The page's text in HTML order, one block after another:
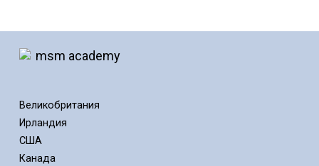
Великобритания
Ирландия
США
Канада